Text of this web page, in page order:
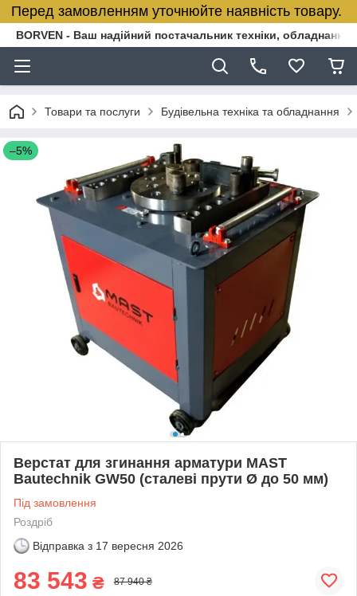
Перед замовленням уточнюйте наявність товару.
BORVEN - Ваш надійний постачальник техніки, обладнання
Товари та послуги Будівельна техніка та обладнання
–5%
Верстат для згинання арматури MAST
Bautechnik GW50 (сталеві прути Ø до 50 мм)
Під замовлення
Роздріб
Відправка з 17 вересня 2026
83 543 ₴ 87 940 ₴